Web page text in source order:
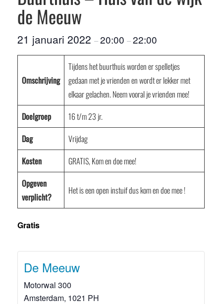
de Meeuw
21 januari 2022 –20:00 –22:00
Omschrijving
Tijdens het buurthuis worden er spelletjes
gedaan met je vrienden en wordt er lekker met
elkaar gelachen. Neem vooral je vrienden mee!
Doelgroep
16 t/m 23 jr.
Dag
Vrijdag
Kosten
GRATIS, Kom en doe mee!
Opgeven
verplicht?
Het is een open instuif dus kom en doe mee !
Gratis
De Meeuw
Motorwal 300
Amsterdam, 1021 PH